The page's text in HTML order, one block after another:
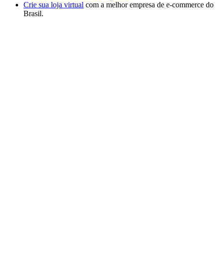
Crie sua loja virtual com a melhor empresa de e-commerce do
Brasil.